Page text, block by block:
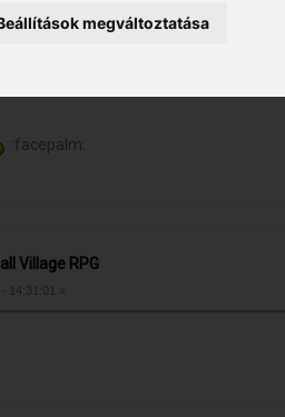
megváltoztatása
:facepalm:
Village RPG
14:31:01 »